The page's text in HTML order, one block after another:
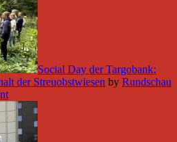
Social Day der Targobank:
der Streuobstwiesen by Rundschau